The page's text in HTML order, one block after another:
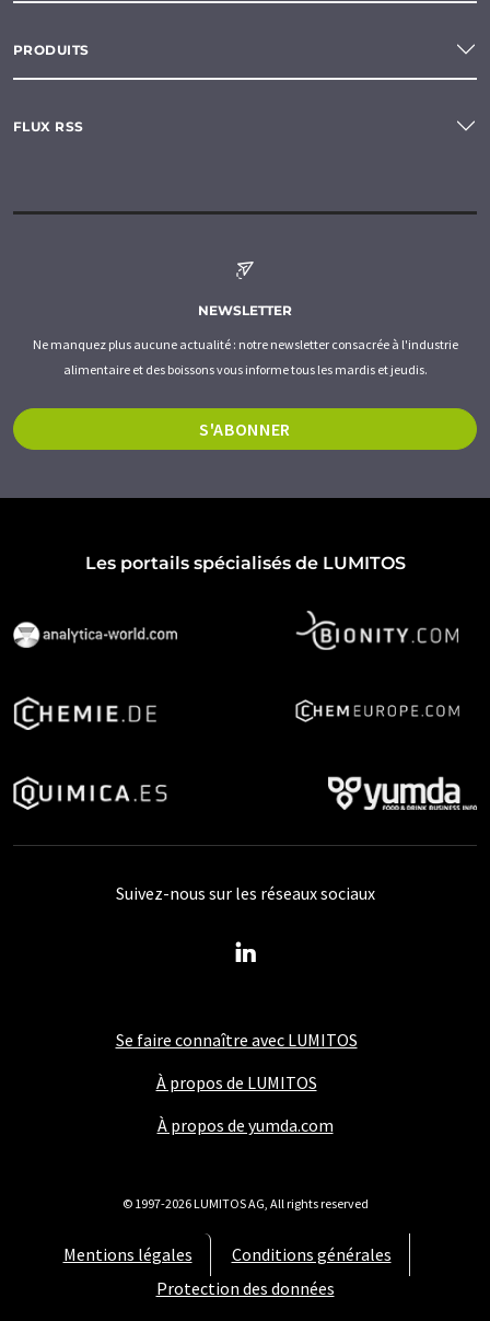
PRODUITS
FLUX RSS
NEWSLETTER
Ne manquez plus aucune actualité : notre newsletter consacrée à l'industrie
alimentaire et des boissons vous informe tous les mardis et jeudis.
S'ABONNER
Les portails spécialisés de LUMITOS
Se faire connaître avec LUMITOS
À propos de LUMITOS
À propos de yumda.com
Mentions légales
Conditions générales
Protection des données
Suivez-nous sur les réseaux sociaux
© 1997-2026 LUMITOS AG, All rights reserved